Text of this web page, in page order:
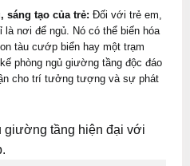
tạo của trẻ: Đối với trẻ em,
nơi để ngủ. Nó có thể biến hóa
tàu cướp biển hay một trạm
phòng ngủ giường tầng độc đáo
cho trí tưởng tượng và sự phát